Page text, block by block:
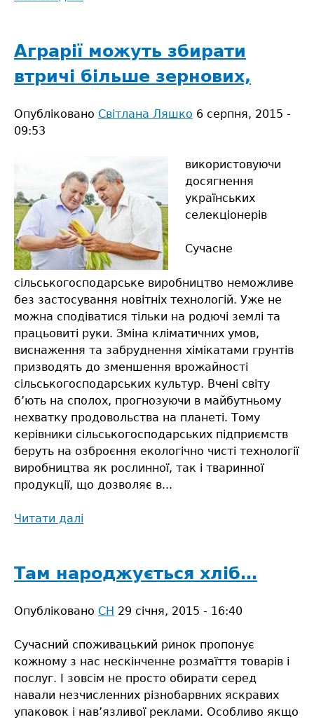
у
вогонь
воду
Аграрії можуть збирати
втричі більше зернових,
Опубліковано Світлана Ляшко 6 серпня, 2015 -
09:53
використовуючи
досягнення
українських
селекціонерів
Сучасне
сільськогосподарське виробництво неможливе
без застосування новітніх технологій. Уже не
можна сподіватися тільки на родючі землі та
працьовиті руки. Зміна кліматичних умов,
виснаження та забруднення хімікатами грунтів
призводять до зменшення врожайності
сільськогосподарських культур. Вчені світу
б’ють на сполох, прогнозуючи в майбутньому
нехватку продовольства на планеті. Тому
керівники сільськогосподарських підприємств
беруть на озброєння екологічно чисті технології
виробництва як рослинної, так і тваринної
продукції, що дозволяє в...
Читати далі
збирати
втричі
зернових,
Там народжується хліб…
Опубліковано СН 29 січня, 2015 - 16:40
Сучасний споживацький ринок пропонує
кожному з нас нескінченне розмаїття товарів і
послуг. І зовсім не просто обирати серед
навали незчисленних різнобарвних яскравих
упаковок і нав’язливої реклами. Особливо якщо